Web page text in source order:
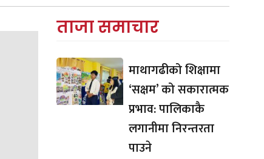
ताजा समाचार
माथागढीको शिक्षामा
‘सक्षम’ को सकारात्मक
प्रभाव: पालिकाकै
लगानीमा निरन्तरता
पाउने